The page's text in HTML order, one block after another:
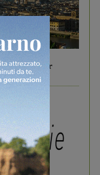
idee per far